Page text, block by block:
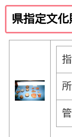
県指定文